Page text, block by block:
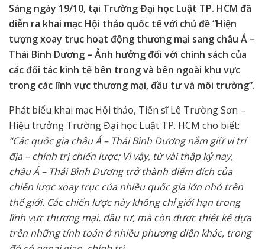
Sáng ngày 19/10, tại Trường Đại học Luật TP. HCM đã
diễn ra khai mạc Hội thảo quốc tế với chủ đề “Hiện
tượng xoay trục hoạt động thương mại sang châu Á –
Thái Bình Dương – Ảnh hưởng đối với chính sách của
các đối tác kinh tế bên trong và bên ngoài khu vực
trong các lĩnh vực thương mại, đầu tư và môi trường”.
Phát biểu khai mạc Hội thảo, Tiến sĩ Lê Trường Sơn –
Hiệu trưởng Trường Đại học Luật TP. HCM cho biết:
“Các quốc gia châu Á – Thái Bình Dương nắm giữ vị trí
địa – chính trị chiến lược; Vì vậy, từ vài thập kỷ nay,
châu Á – Thái Bình Dương trở thành điểm đích của
chiến lược xoay trục của nhiều quốc gia lớn nhỏ trên
thế giới. Các chiến lược này không chỉ giới hạn trong
lĩnh vực thương mại, đầu tư, mà còn được thiết kế dựa
trên những tính toán ở nhiều phương diện khác, trong